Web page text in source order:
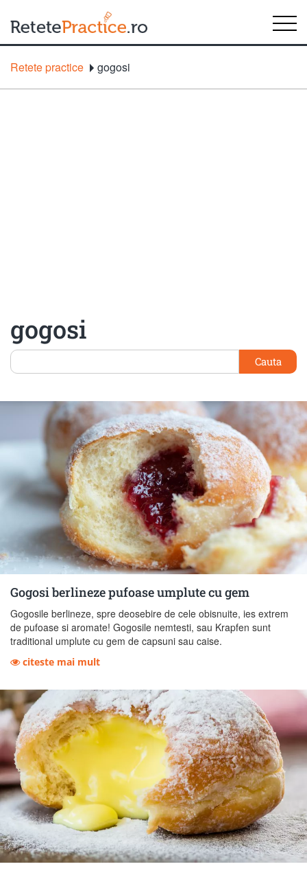
Retete practice gogosi
gogosi
Cauta
Gogosi berlineze pufoase umplute cu gem
Gogosile berlineze, spre deosebire de cele obisnuite, ies extrem
de pufoase si aromate! Gogosile nemtesti, sau Krapfen sunt
traditional umplute cu gem de capsuni sau caise.
citeste mai mult